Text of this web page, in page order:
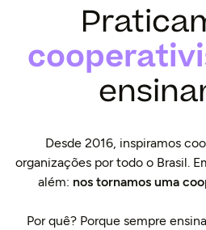
Desde 2016, inspiramos
organizações por todo o Brasil.
além: nos tornamos uma
Por quê? Porque sempre